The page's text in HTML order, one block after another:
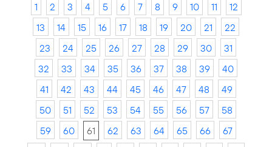
1 2 3 4 5 6 7 8 9 10 11
12
13
14 15 16 17 18 19 20 21
22
23
24 25 26 27 28 29 30
31
32
33 34 35 36 37 38 39
40
41
42 43 44 45 46 47 48
49
50
51 52 53 54 55 56 57
58
59
60 61 62 63 64 65 66
67